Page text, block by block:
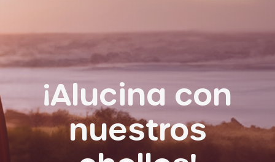
¡Alucina con
nuestros